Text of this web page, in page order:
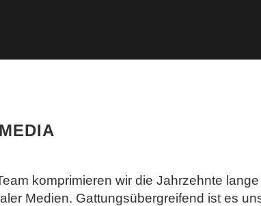
komprimieren wir die Jahrzehnte
Medien. Gattungsübergreifend ist es